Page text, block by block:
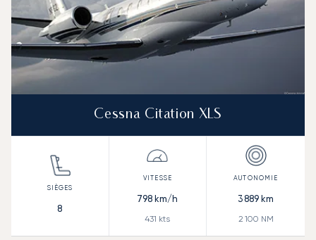
Cessna Citation XLS
8
798 km/h
431 kts
3 889 km
2 100 NM